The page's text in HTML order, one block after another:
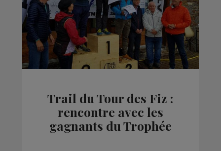
Trail du Tour des Fiz :
rencontre avec les
gagnants du Trophée